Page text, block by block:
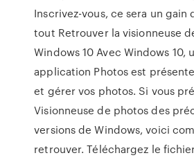
Inscrivez-vous, ce sera un
tout Retrouver la visionneuse
Windows 10 Avec Windows 10,
application Photos est
et gérer vos photos. Si vous
Visionneuse de photos des
versions de Windows, voici
retrouver. Téléchargez le